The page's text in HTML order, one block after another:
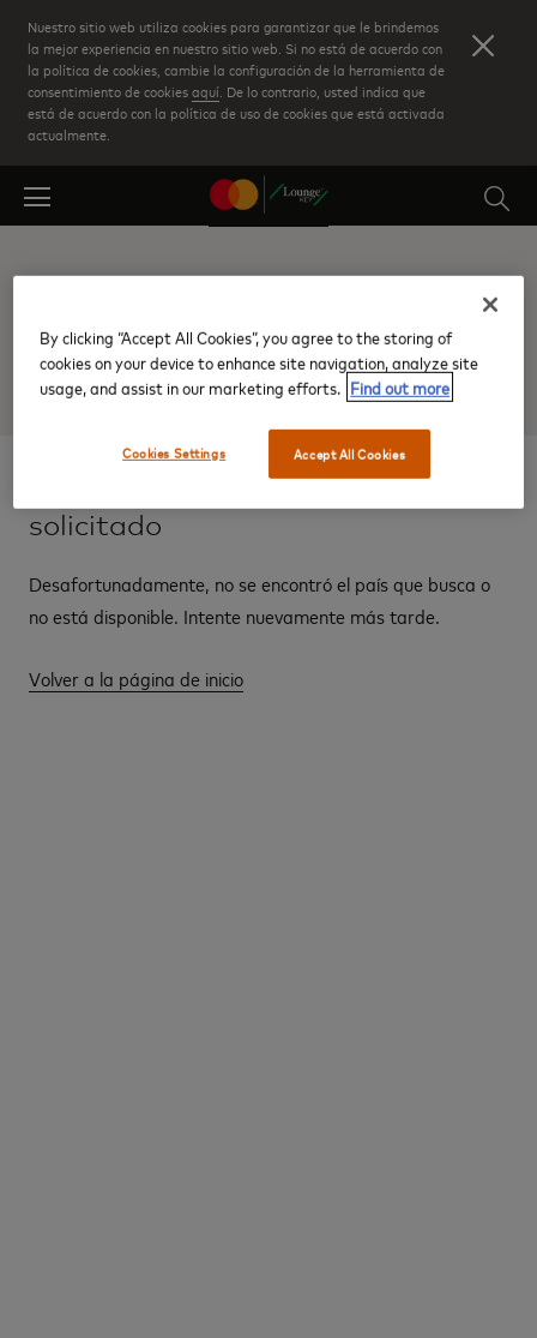
Skip
to
main
content
Nuestro sitio web utiliza cookies para garantizar que le brindemos
la mejor experiencia en nuestro sitio web. Si no está de acuerdo con
la política de cookies, cambie la configuración de la herramienta de
consentimiento de cookiesaquí . De lo contrario, usted indica que
está de acuerdo con la política de uso de cookies que está activada
actualmente.
¡Lo sentimos!
No pudimos encontrar el país
solicitado
Desafortunadamente, no se encontró el país que busca o
no está disponible. Intente nuevamente más tarde.
Volver a la página de inicio
By clicking “Accept All Cookies”, you agree to the storing of
cookies on your device to enhance site navigation, analyze site
usage, and assist in our marketing efforts. Find out more
Accept All Cookies
Cookies Settings